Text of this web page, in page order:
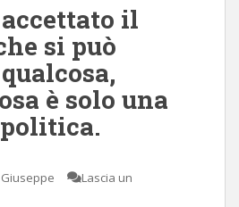
il
si può
è solo una
Giuseppe
Lascia un